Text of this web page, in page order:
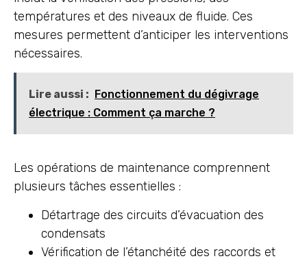
températures et des niveaux de fluide. Ces
mesures permettent d’anticiper les interventions
nécessaires.
Lire aussi :
Fonctionnement du dégivrage
électrique : Comment ça marche ?
Les opérations de maintenance comprennent
plusieurs tâches essentielles :
Détartrage des circuits d’évacuation des
condensats
Vérification de l’étanchéité des raccords et